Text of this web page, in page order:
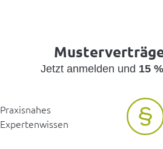
Jetzt anmelden und 15
Praxisnahes
Expertenwissen